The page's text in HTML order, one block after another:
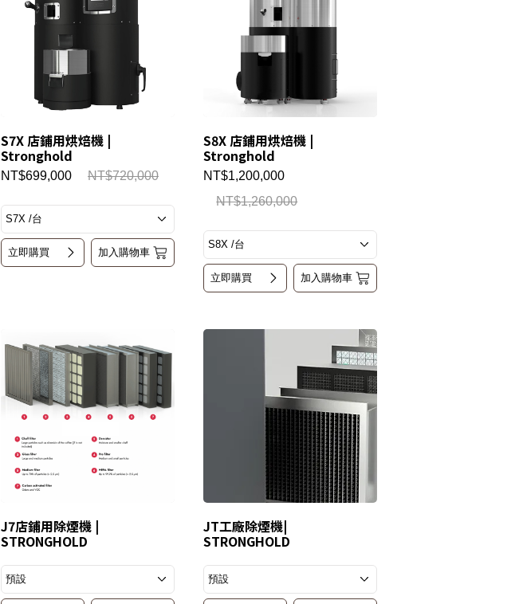
S7X 店鋪用烘焙機 |
Stronghold
NT$699,000 NT$720,000
立即購買 加入購物車
S8X 店鋪用烘焙機 |
Stronghold
NT$1,200,000
NT$1,260,000
立即購買 加入購物車
J7店鋪用除煙機 |
STRONGHOLD
JT工廠除煙機|
STRONGHOLD